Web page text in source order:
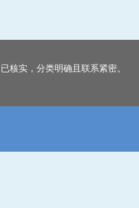
核实，分类明确且联系紧密。